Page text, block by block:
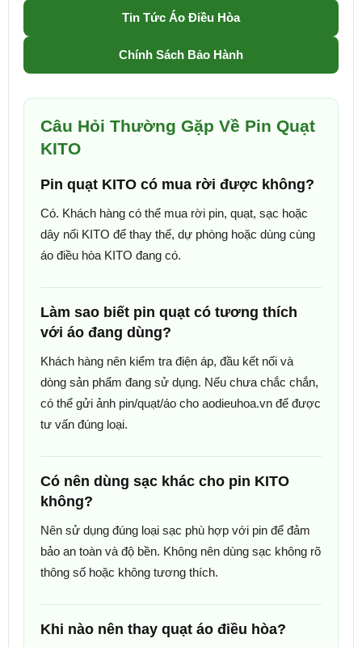
Tin Tức Áo Điều Hòa
Chính Sách Bảo Hành
Câu Hỏi Thường Gặp Về Pin Quạt
KITO
Pin quạt KITO có mua rời được không?
Có. Khách hàng có thể mua rời pin, quạt, sạc hoặc
dây nối KITO để thay thế, dự phòng hoặc dùng cùng
áo điều hòa KITO đang có.
Làm sao biết pin quạt có tương thích
với áo đang dùng?
Khách hàng nên kiểm tra điện áp, đầu kết nối và
dòng sản phẩm đang sử dụng. Nếu chưa chắc chắn,
có thể gửi ảnh pin/quạt/áo cho aodieuhoa.vn để được
tư vấn đúng loại.
Có nên dùng sạc khác cho pin KITO
không?
Nên sử dụng đúng loại sạc phù hợp với pin để đảm
bảo an toàn và độ bền. Không nên dùng sạc không rõ
thông số hoặc không tương thích.
Khi nào nên thay quạt áo điều hòa?